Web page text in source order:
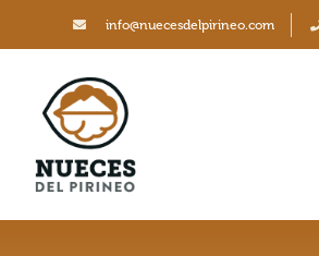
info@nuecesdelpirineo.com